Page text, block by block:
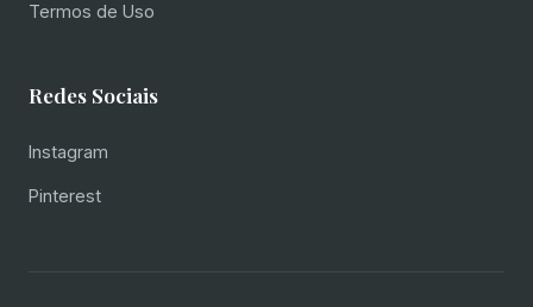
Termos de Uso
Redes Sociais
Instagram
Pinterest